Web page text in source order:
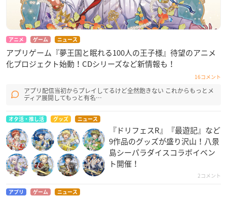
アニメ ゲーム ニュース
アプリゲーム『夢王国と眠れる100人の王子様』​待望のアニメ
化プロジェクト始動！CDシリーズなど新情報も！
16コメント
アプリ配信当初からプレイしてるけど全然飽きない これからもっとメ
ディア展開してもっと有名…
オタ活・推し活 グッズ ニュース
『ドリフェスR』『最遊記』など
9作品のグッズが盛り沢山！八景
島シーパラダイスコラボイベン
ト開催！
2コメント
アプリ ゲーム ニュース